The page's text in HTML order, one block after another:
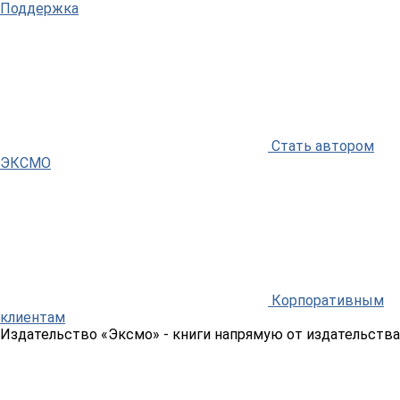
Поддержка
Стать автором
ЭКСМО
Корпоративным
клиентам
Издательство «Эксмо» - книги напрямую от издательства